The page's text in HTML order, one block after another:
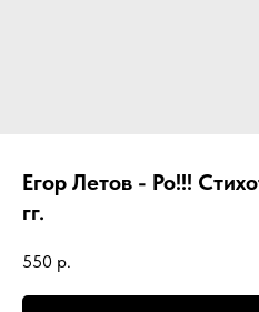
Егор Летов - Ро!!!
гг.
550 р.